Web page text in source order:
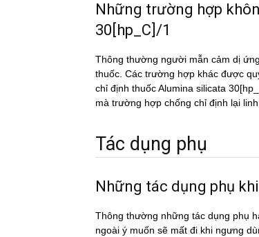
Những trường hợp
30[hp_C]/1
Thông thường người mẫn cảm dị
thuốc. Các trường hợp khác được
chỉ định thuốc Alumina silicata
mà trường hợp chống chỉ định lại
Tác dụng phụ
Những tác dụng phụ
Thông thường những tác dụng phụ
ngoài ý muốn sẽ mất đi khi ngưng